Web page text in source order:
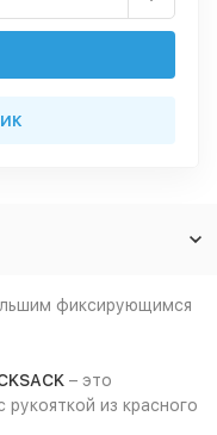
фиксирующимся
– это
из красного